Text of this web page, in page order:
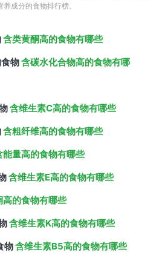
养成分的食物排行榜。
含类黄酮高的食物有哪些
食物含碳水化合物高的食物有哪
含维生素C高的食物有哪些
含粗纤维高的食物有哪些
能量高的食物有哪些
含维生素E高的食物有哪些
高的食物有哪些
含维生素K高的食物有哪些
物含维生素B5高的食物有哪些